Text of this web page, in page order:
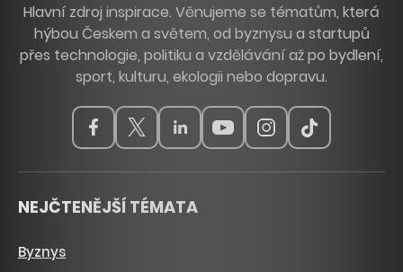
Hlavní zdroj inspirace. Věnujeme se tématům, která
hýbou Českem a světem, od byznysu a startupů
přes technologie, politiku a vzdělávání až po bydlení,
sport, kulturu, ekologii nebo dopravu.
NEJČTENĚJŠÍ TÉMATA
Byznys